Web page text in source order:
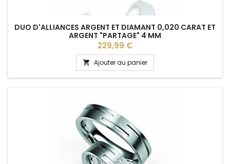
DUO D'ALLIANCES ARGENT ET DIAMANT 0,020 CARAT ET
ARGENT "PARTAGE" 4 MM
Prix
229,99 €
 Ajouter au panier